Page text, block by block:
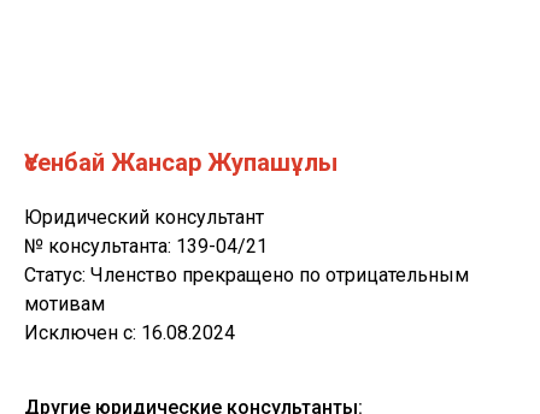
Үсенбай Жансар Жупашұлы
Юридический консультант
№ консультанта: 139-04/21
Статус: Членство прекращено по отрицательным
мотивам
Исключен с: 16.08.2024
Другие юридические консультанты: